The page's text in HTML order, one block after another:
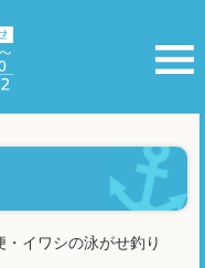
イワシの泳がせ釣り